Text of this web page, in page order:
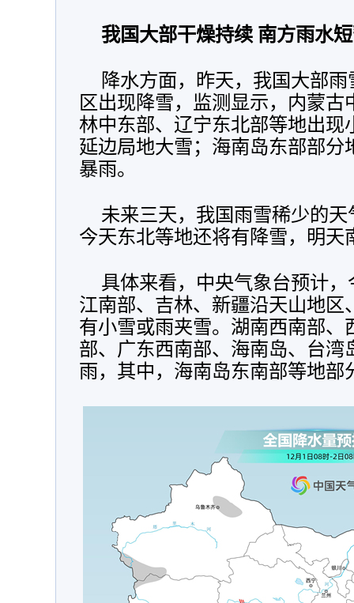
我国大部干燥持续 南方雨水
降水方面，昨天，我国大部
区出现降雪，监测显示， 内蒙古
林中东部、辽宁东北部等地出现
延边局地大雪；海南岛东部部分
暴雨。
未来三天，我国雨雪稀少的
今天东北等地还将有降雪，明天
具体来看，中央气象台预计，
江南部、吉林、新疆沿天山地区
有小雪或雨夹雪。湖南西南部、
部、广东西南部、海南岛、台湾
雨，其中，海南岛东南部等地部